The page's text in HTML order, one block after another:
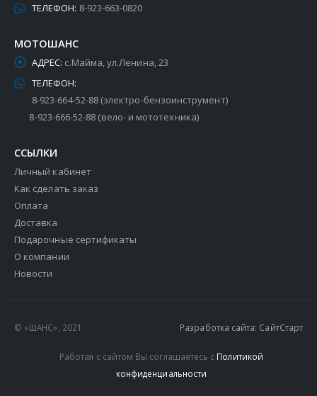
ТЕЛЕФОН: 8-923-663-0820
МОТОШАНС
АДРЕС: с.Майма, ул.Ленина, 23
ТЕЛЕФОН:
8-923-664-52-88 (электро-бензоинструмент)
8-923-666-52-88 (вело- и мототехника)
ССЫЛКИ
Личный кабинет
Как сделать заказ
Оплата
Доставка
Подарочные сертификаты
О компании
Новости
© «ШАНС», 2021 Разработка сайта: СайтСтарт
Работая с сайтом Вы соглашаетесь с Политикой
конфиденциальности